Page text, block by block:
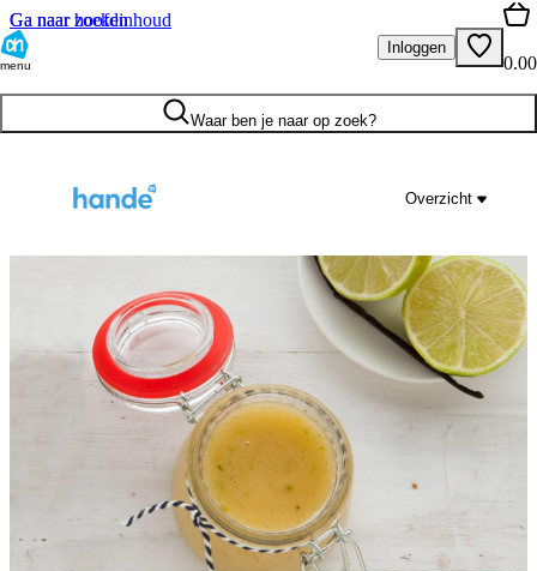
Ga naar hoofdinhoud
Ga naar zoeken
menu
Inloggen
0.00
Waar ben je naar op zoek?
Overzicht